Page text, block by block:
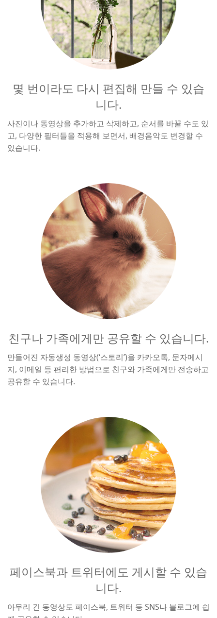
몇 번이라도 다시 편집해 만들 수 있습
니다.
사진이나 동영상을 추가하고 삭제하고, 순서를 바꿀 수도 있
고, 다양한 필터들을 적용해 보면서, 배경음악도 변경할 수
있습니다.
친구나 가족에게만 공유할 수 있습니다.
만들어진 자동생성 동영상(‘스토리’)을 카카오톡, 문자메시
지, 이메일 등 편리한 방법으로 친구와 가족에게만 전송하고
공유할 수 있습니다.
페이스북과 트위터에도 게시할 수 있습
니다.
아무리 긴 동영상도 페이스북, 트위터 등 SNS나 블로그에 쉽